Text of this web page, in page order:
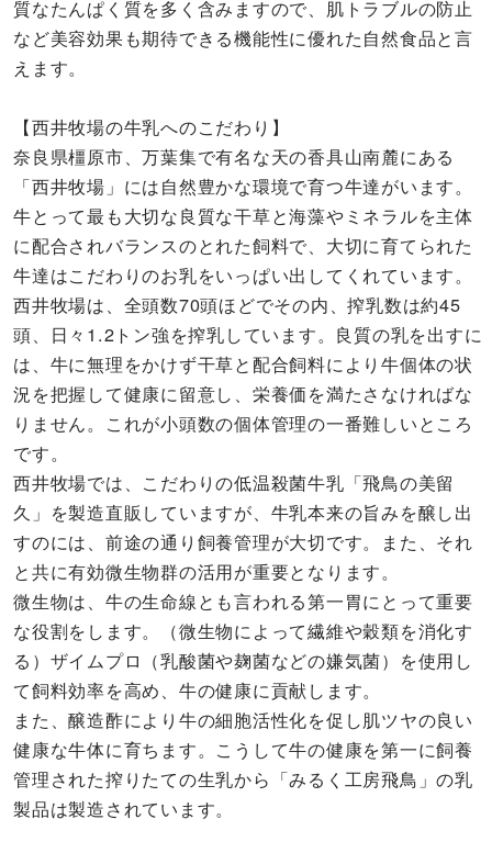
質なたんぱく質を多く含みますので、肌トラブルの防止
など美容効果も期待できる機能性に優れた自然食品と言
えます。
【西井牧場の牛乳へのこだわり】
奈良県橿原市、万葉集で有名な天の香具山南麓にある
「西井牧場」には自然豊かな環境で育つ牛達がいます。
牛とって最も大切な良質な干草と海藻やミネラルを主体
に配合されバランスのとれた飼料で、大切に育てられた
牛達はこだわりのお乳をいっぱい出してくれています。
西井牧場は、全頭数70頭ほどでその内、搾乳数は約45
頭、日々1.2トン強を搾乳しています。良質の乳を出すに
は、牛に無理をかけず干草と配合飼料により牛個体の状
況を把握して健康に留意し、栄養価を満たさなければな
りません。これが小頭数の個体管理の一番難しいところ
です。
西井牧場では、こだわりの低温殺菌牛乳「飛鳥の美留
久」を製造直販していますが、牛乳本来の旨みを醸し出
すのには、前途の通り飼養管理が大切です。また、それ
と共に有効微生物群の活用が重要となります。
微生物は、牛の生命線とも言われる第一胃にとって重要
な役割をします。（微生物によって繊維や穀類を消化す
る）ザイムプロ（乳酸菌や麹菌などの嫌気菌）を使用し
て飼料効率を高め、牛の健康に貢献します。
また、醸造酢により牛の細胞活性化を促し肌ツヤの良い
健康な牛体に育ちます。こうして牛の健康を第一に飼養
管理された搾りたての生乳から「みるく工房飛鳥」の乳
製品は製造されています。